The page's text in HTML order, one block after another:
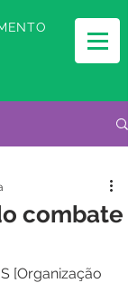
combate
[Organização